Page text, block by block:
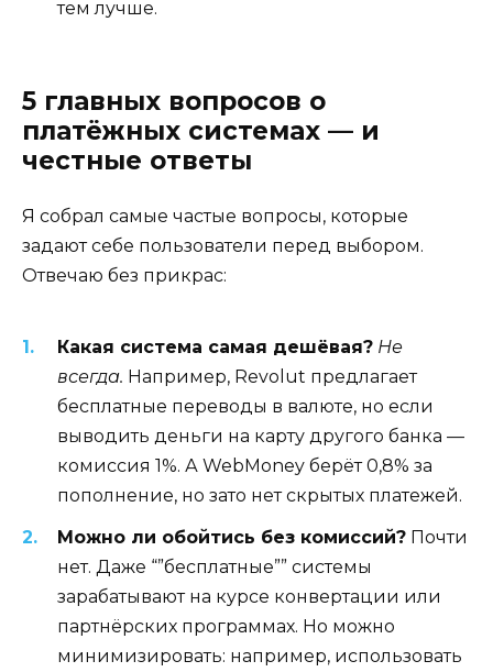
тем лучше.
5 главных вопросов о
платёжных системах — и
честные ответы
Я собрал самые частые вопросы, которые
задают себе пользователи перед выбором.
Отвечаю без прикрас:
Какая система самая дешёвая? Не
всегда. Например, Revolut предлагает
бесплатные переводы в валюте, но если
выводить деньги на карту другого банка —
комиссия 1%. А WebMoney берёт 0,8% за
пополнение, но зато нет скрытых платежей.
Можно ли обойтись без комиссий? Почти
нет. Даже “”бесплатные”” системы
зарабатывают на курсе конвертации или
партнёрских программах. Но можно
минимизировать: например, использовать